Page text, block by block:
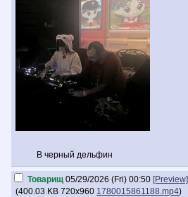
В черный дельфин
Товарищ 05/29/2026 (Fri) 00:50 [Preview]
(400.03 KB 720x960 1780015861188.mp4)